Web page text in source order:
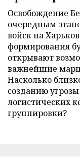
Освобождение
очередным
войск на
формирования
открывают
важнейшие
Насколько
созданию
логистических
группировки?